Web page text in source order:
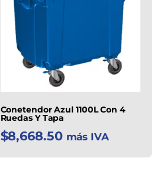
Conetendor Azul 1100L Con 4
Ruedas Y Tapa
$8,668.50 más IVA